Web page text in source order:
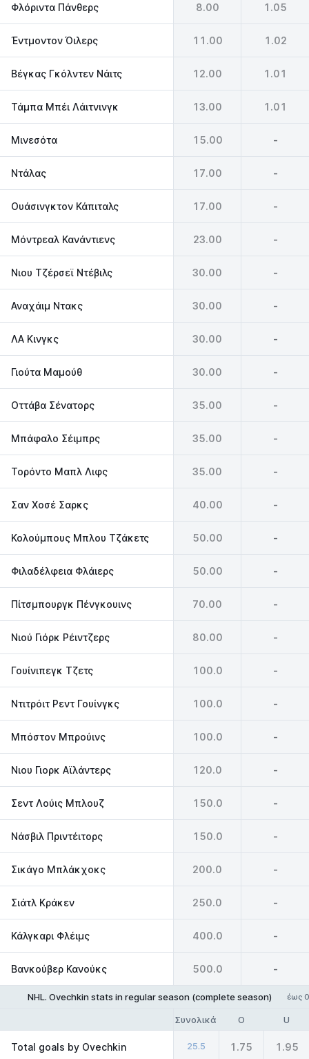
Φλόριντα Πάνθερς 8.00 1.05
Έντμοντον Όιλερς 11.00 1.02
Βέγκας Γκόλντεν Νάιτς 12.00 1.01
Τάμπα Μπέι Λάιτνινγκ 13.00 1.01
Μινεσότα 15.00 -
Ντάλας 17.00 -
Ουάσινγκτον Κάπιταλς 17.00 -
Μόντρεαλ Κανάντιενς 23.00 -
Νιου Τζέρσεϊ Ντέβιλς 30.00 -
Αναχάιμ Ντακς 30.00 -
ΛΑ Κινγκς 30.00 -
Γιούτα Μαμούθ 30.00 -
Οττάβα Σένατορς 35.00 -
Μπάφαλο Σέιμπρς 35.00 -
Τορόντο Μαπλ Λιφς 35.00 -
Σαν Χοσέ Σαρκς 40.00 -
Κολούμπους Μπλου Τζάκετς 50.00 -
Φιλαδέλφεια Φλάιερς 50.00 -
Πίτσμπουργκ Πένγκουινς 70.00 -
Νιού Γιόρκ Ρέιντζερς 80.00 -
Γουίνιπεγκ Τζετς 100.0 -
Ντιτρόιτ Ρεντ Γουίνγκς 100.0 -
Μπόστον Μπρούινς 100.0 -
Νιου Γιορκ Αϊλάντερς 120.0 -
Σεντ Λούις Μπλουζ 150.0 -
Νάσβιλ Πριντέιτορς 150.0 -
Σικάγο Μπλάκχοκς 200.0 -
Σιάτλ Κράκεν 250.0 -
Κάλγκαρι Φλέιμς 400.0 -
Βανκούβερ Κανούκς 500.0 -
NHL. Ovechkin stats in regular season (complete season) έως
Συνολικά O U
Total goals by Ovechkin 25.5 1.75 1.95